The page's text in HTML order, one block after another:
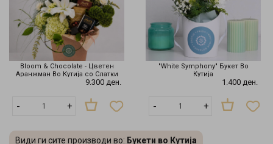
Bloom & Chocolate - Цветен
Аранжман Во Кутија со Слатки
9.300 ден.
- +
"White Symphony" Букет Во
Кутија
1.400 ден.
- +
Види ги сите производи во: Букети во Кутија